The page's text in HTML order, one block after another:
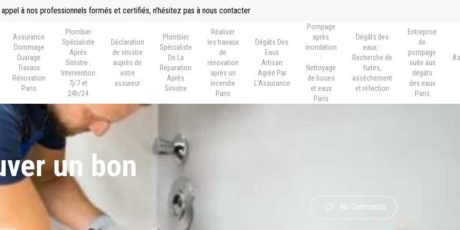
appel à nos professionnels formés et certifiés, n'hésitez pas à nous contacter
Assurance
Dommage
Ouvrage
Travaux
Rénovation
Paris
Plombier
Spécialiste
Après
Sinistre :
Intervention
7j/7 et
24h/24
Déclaration
de sinistre
auprès de
votre
assureur
Plombier
Spécialiste
De La
Réparation
Après
Sinistre
Réaliser
les travaux
de
rénovation
après un
incendie
Paris
Dégâts Des
Eaux
Artisan
Agréé Par
L’Assurance
Pompage
après
inondation
:
Nettoyage
de boues
et eaux
Paris
Dégâts des
eaux :
Recherche de
fuites,
assèchement
et réfection
Entreprise
de
pompage
suite aux
dégâts
des eaux
Paris
un bon
No Comments